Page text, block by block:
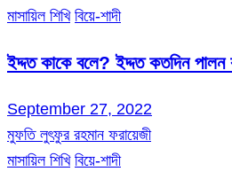
মাসায়িল শিখি বিয়ে-শাদী
ইদ্দত কাকে বলে? ইদ্দত কতদিন
September 27, 2022
মুফতি লুৎফুর রহমান ফরায়েজী
মাসায়িল শিখি বিয়ে-শাদী